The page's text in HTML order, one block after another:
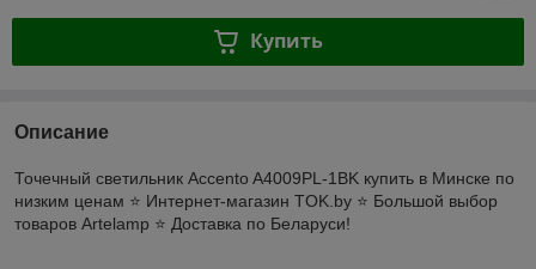
Купить
Описание
Точечный светильник Accento A4009PL-1BK купить в Минске по
низким ценам ⭐️ Интернет-магазин TOK.by ⭐️ Большой выбор
товаров Artelamp ⭐️ Доставка по Беларуси!